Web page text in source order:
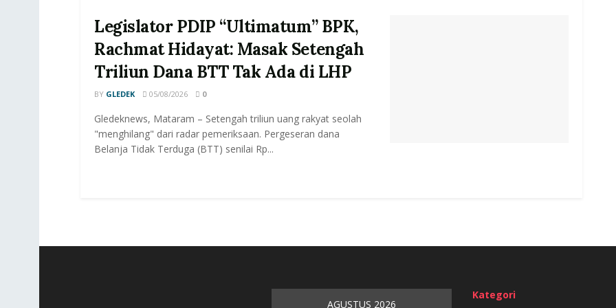
Legislator PDIP “Ultimatum” BPK,
Rachmat Hidayat: Masak Setengah
Triliun Dana BTT Tak Ada di LHP
BY GLEDEK 05/08/2026 0
Gledeknews, Mataram – Setengah triliun uang rakyat seolah
"menghilang" dari radar pemeriksaan. Pergeseran dana
Belanja Tidak Terduga (BTT) senilai Rp...
AGUSTUS 2026
Kategori